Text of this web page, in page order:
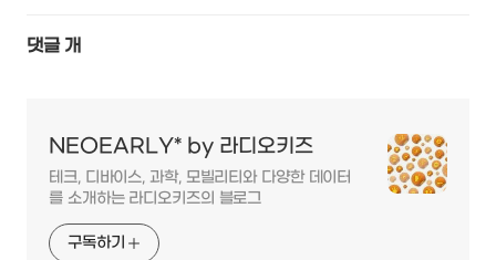
댓글 개
NEOEARLY* by 라디오키즈
테크, 디바이스, 과학, 모빌리티와 다양한 데이터
를 소개하는 라디오키즈의 블로그
구독하기